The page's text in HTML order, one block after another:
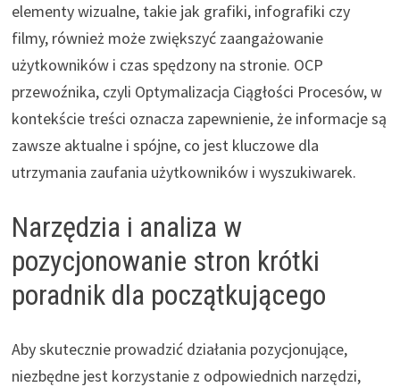
elementy wizualne, takie jak grafiki, infografiki czy
filmy, również może zwiększyć zaangażowanie
użytkowników i czas spędzony na stronie. OCP
przewoźnika, czyli Optymalizacja Ciągłości Procesów, w
kontekście treści oznacza zapewnienie, że informacje są
zawsze aktualne i spójne, co jest kluczowe dla
utrzymania zaufania użytkowników i wyszukiwarek.
Narzędzia i analiza w
pozycjonowanie stron krótki
poradnik dla początkującego
Aby skutecznie prowadzić działania pozycjonujące,
niezbędne jest korzystanie z odpowiednich narzędzi,